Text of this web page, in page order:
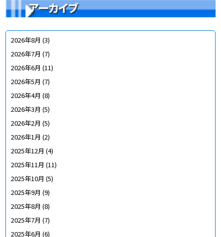
アーカイブ
2026年8月 (3)
2026年7月 (7)
2026年6月 (11)
2026年5月 (7)
2026年4月 (8)
2026年3月 (5)
2026年2月 (5)
2026年1月 (2)
2025年12月 (4)
2025年11月 (11)
2025年10月 (5)
2025年9月 (9)
2025年8月 (8)
2025年7月 (7)
2025年6月 (6)